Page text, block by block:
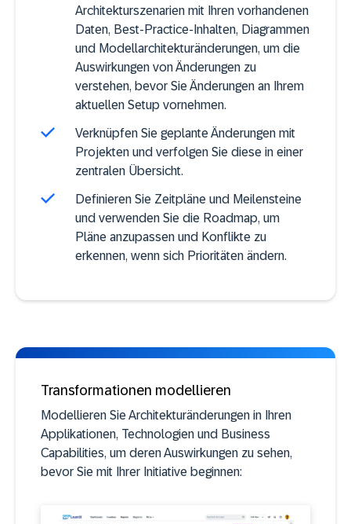
Architekturszenarien mit Ihren vorhandenen
Daten, Best-Practice-Inhalten, Diagrammen
und Modellarchitekturänderungen, um die
Auswirkungen von Änderungen zu
verstehen, bevor Sie Änderungen an Ihrem
aktuellen Setup vornehmen.
Verknüpfen Sie geplante Änderungen mit
Projekten und verfolgen Sie diese in einer
zentralen Übersicht.
Definieren Sie Zeitpläne und Meilensteine
und verwenden Sie die Roadmap, um
Pläne anzupassen und Konflikte zu
erkennen, wenn sich Prioritäten ändern.
Transformationen modellieren
Modellieren Sie Architekturänderungen in Ihren
Applikationen, Technologien und Business
Capabilities, um deren Auswirkungen zu sehen,
bevor Sie mit Ihrer Initiative beginnen: